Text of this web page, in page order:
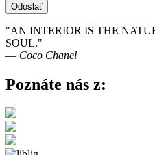
Odoslať
"AN INTERIOR IS THE
SOUL."
― Coco Chanel
Poznáte nás z: